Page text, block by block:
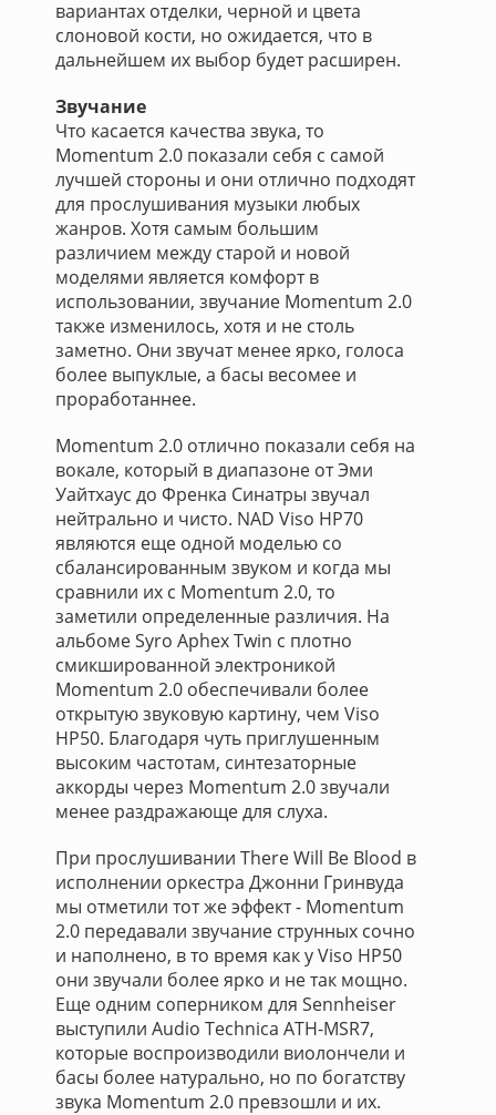
вариантах отделки, черной и цвета
слоновой кости, но ожидается, что в
дальнейшем их выбор будет расширен.
Звучание
Что касается качества звука, то
Momentum 2.0 показали себя с самой
лучшей стороны и они отлично подходят
для прослушивания музыки любых
жанров. Хотя самым большим
различием между старой и новой
моделями является комфорт в
использовании, звучание Momentum 2.0
также изменилось, хотя и не столь
заметно. Они звучат менее ярко, голоса
более выпуклые, а басы весомее и
проработаннее.
Momentum 2.0 отлично показали себя на
вокале, который в диапазоне от Эми
Уайтхаус до Френка Синатры звучал
нейтрально и чисто. NAD Viso HP70
являются еще одной моделью со
сбалансированным звуком и когда мы
сравнили их с Momentum 2.0, то
заметили определенные различия. На
альбоме Syro Aphex Twin с плотно
смикшированной электроникой
Momentum 2.0 обеспечивали более
открытую звуковую картину, чем Viso
HP50. Благодаря чуть приглушенным
высоким частотам, синтезаторные
аккорды через Momentum 2.0 звучали
менее раздражающе для слуха.
При прослушивании There Will Be Blood в
исполнении оркестра Джонни Гринвуда
мы отметили тот же эффект - Momentum
2.0 передавали звучание струнных сочно
и наполнено, в то время как у Viso HP50
они звучали более ярко и не так мощно.
Еще одним соперником для Sennheiser
выступили Audio Technica ATH-MSR7,
которые воспроизводили виолончели и
басы более натурально, но по богатству
звука Momentum 2.0 превзошли и их.